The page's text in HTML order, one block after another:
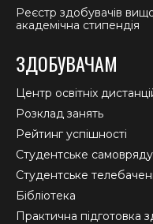
Реєстр здобувачів
академічна стипендія
ЗДОБУВАЧАМ
Центр освітніх
Розклад занять
Рейтинг успішності
Студентське
Студентське
Бібліотека
Практична підготовка